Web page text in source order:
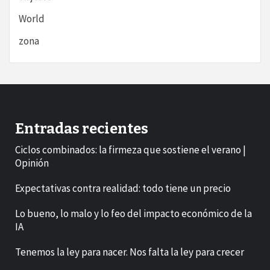
World
zona
Entradas recientes
Ciclos combinados: la firmeza que sostiene el verano |
Opinión
Expectativas contra realidad: todo tiene un precio
Lo bueno, lo malo y lo feo del impacto económico de la
IA
Tenemos la ley para nacer. Nos falta la ley para crecer